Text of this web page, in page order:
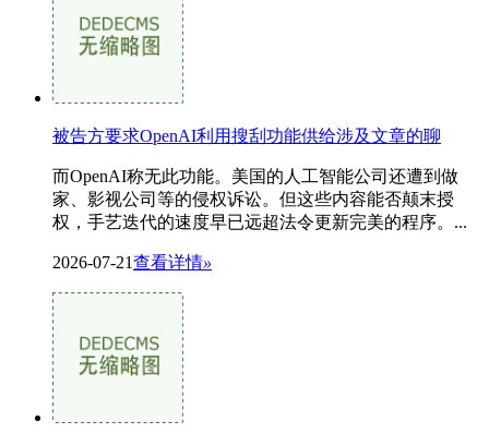
被告方要求OpenAI利用搜刮功能供给涉及文章的聊
而OpenAI称无此功能。美国的人工智能公司还遭到做
家、影视公司等的侵权诉讼。但这些内容能否颠末授
权，手艺迭代的速度早已远超法令更新完美的程序。...
2026-07-21查看详情»